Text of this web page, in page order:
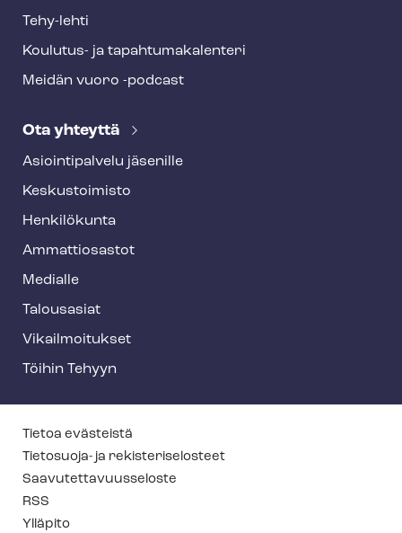
Tehy-lehti
Koulutus- ja ta­pah­tu­ma­ka­len­te­ri
Meidän vuoro -podcast
Ota yhteyttä
Asioin­ti­pal­ve­lu jäsenille
Keskustoimisto
Henkilökunta
Ammattiosastot
Medialle
Talousasiat
Vi­kail­moi­tuk­set
Töihin Tehyyn
T
e
h
y
Tietoa evästeistä
Tietosuoja- ja re­kis­te­ri­se­los­teet
Saa­vu­tet­ta­vuus­se­los­te
RSS
Ylläpito